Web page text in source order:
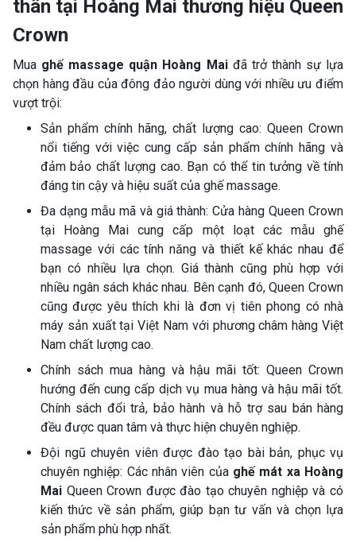
thân tại Hoàng Mai thương hiệu Queen
Crown
Mua ghế massage quận Hoàng Maiđã trở thành sự lựa
chọn hàng đầu của đông đảo người dùng với nhiều ưu điểm
vượt trội:
Sản phẩm chính hãng, chất lượng cao: Queen Crown
nổi tiếng với việc cung cấp sản phẩm chính hãng và
đảm bảo chất lượng cao. Bạn có thể tin tưởng về tính
đáng tin cậy và hiệu suất của ghế massage.
Đa dạng mẫu mã và giá thành: Cửa hàng Queen Crown
tại Hoàng Mai cung cấp một loạt các mẫu ghế
massage với các tính năng và thiết kế khác nhau để
bạn có nhiều lựa chọn. Giá thành cũng phù hợp với
nhiều ngân sách khác nhau. Bên cạnh đó, Queen Crown
cũng được yêu thích khi là đơn vị tiên phong có nhà
máy sản xuất tại Việt Nam với phương châm hàng Việt
Nam chất lượng cao.
Chính sách mua hàng và hậu mãi tốt: Queen Crown
hướng đến cung cấp dịch vụ mua hàng và hậu mãi tốt.
Chính sách đổi trả, bảo hành và hỗ trợ sau bán hàng
đều được quan tâm và thực hiện chuyên nghiệp.
Đội ngũ chuyên viên được đào tạo bài bản, phục vụ
chuyên nghiệp: Các nhân viên của ghế mát xa Hoàng
Mai Queen Crown được đào tạo chuyên nghiệp và có
kiến thức về sản phẩm, giúp bạn tư vấn và chọn lựa
sản phẩm phù hợp nhất.